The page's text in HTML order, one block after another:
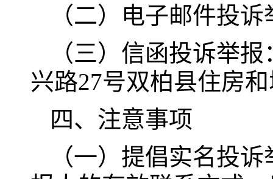
（二）电子邮件投
（三）信函投诉举
兴路27号双柏县住房
四、注意事项
（一）提倡实名投